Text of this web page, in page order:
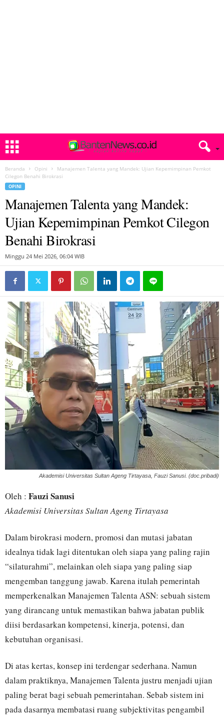
Beranda Opini
Manajemen Talenta yang Mandek: Ujian Kepemimpinan Pemkot
Cilegon Benahi Birokrasi
OPINI
Manajemen Talenta yang Mandek:
Ujian Kepemimpinan Pemkot Cilegon
Benahi Birokrasi
Minggu 24 Mei 2026, 06:04 WIB
Akademisi Universitas Sultan Ageng Tirtayasa, Fauzi Sanusi. (doc.pribadi)
Oleh : Fauzi Sanusi
Akademisi Universitas Sultan Ageng Tirtayasa
Dalam birokrasi modern, promosi dan mutasi jabatan
idealnya tidak lagi ditentukan oleh siapa yang paling rajin
“silaturahmi”, melainkan oleh siapa yang paling siap
mengemban tanggung jawab. Karena itulah pemerintah
memperkenalkan Manajemen Talenta ASN: sebuah sistem
yang dirancang untuk memastikan bahwa jabatan publik
diisi berdasarkan kompetensi, kinerja, potensi, dan
kebutuhan organisasi.
Di atas kertas, konsep ini terdengar sederhana. Namun
dalam praktiknya, Manajemen Talenta justru menjadi ujian
paling berat bagi sebuah pemerintahan. Sebab sistem ini
pada dasarnya membatasi ruang subjektivitas pengambil